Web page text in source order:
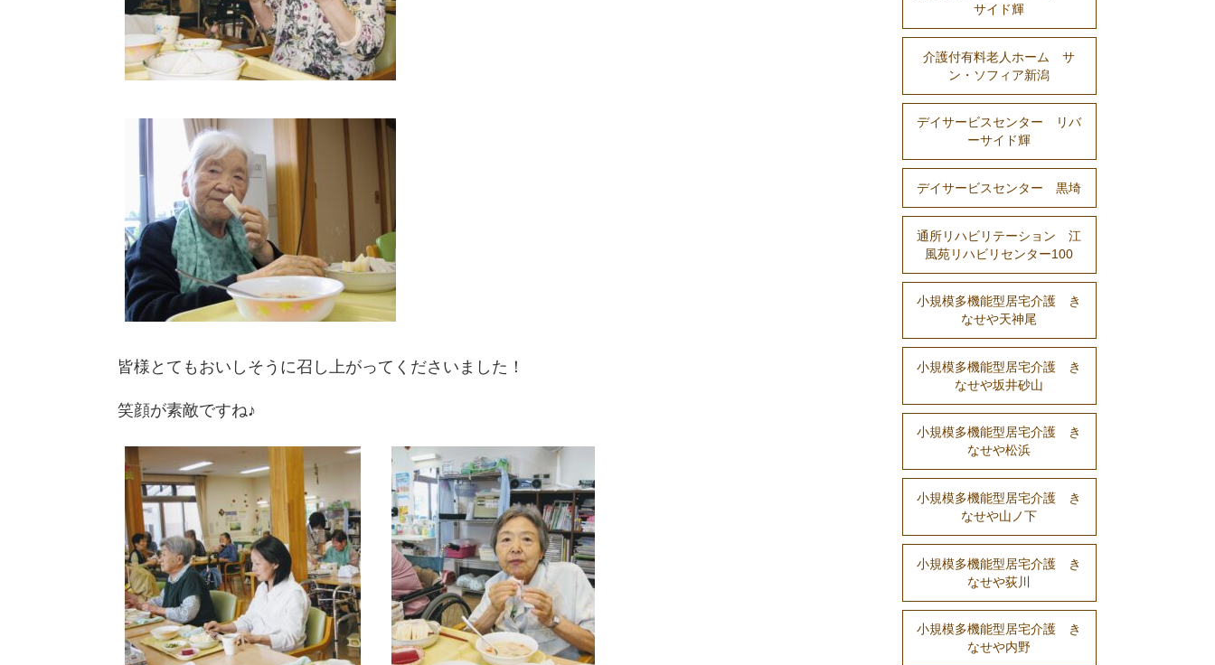
皆様とてもおいしそうに召し上がってくださいました！
笑顔が素敵ですね♪
サイド輝
介護付有料老人ホーム サ
ン・ソフィア新潟
デイサービスセンター リバ
ーサイド輝
デイサービスセンター 黒埼
通所リハビリテーション 江
風苑リハビリセンター100
小規模多機能型居宅介護 き
なせや天神尾
小規模多機能型居宅介護 き
なせや坂井砂山
小規模多機能型居宅介護 き
なせや松浜
小規模多機能型居宅介護 き
なせや山ノ下
小規模多機能型居宅介護 き
なせや荻川
小規模多機能型居宅介護 き
なせや内野